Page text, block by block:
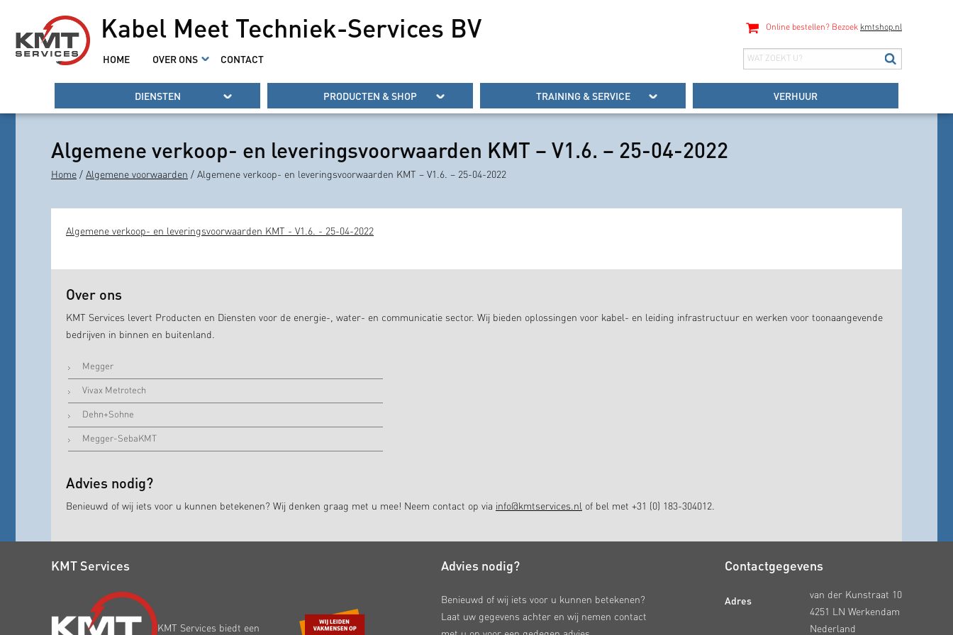
Kabel Meet Techniek-Services BV
HOME OVER ONS CONTACT
Online bestellen? Bezoek kmtshop.nl
DIENSTEN PRODUCTEN & SHOP TRAINING & SERVICE VERHUUR
Algemene verkoop- en leveringsvoorwaarden KMT – V1.6. – 25-04-2022
Home / Algemene voorwaarden / Algemene verkoop- en leveringsvoorwaarden KMT – V1.6. – 25-04-2022
Algemene verkoop- en leveringsvoorwaarden KMT - V1.6. - 25-04-2022
Over ons
KMT Services levert Producten en Diensten voor de energie-, water- en communicatie sector. Wij bieden oplossingen voor kabel- en leiding infrastructuur en werken voor toonaangevende
bedrijven in binnen en buitenland.
Megger
Vivax Metrotech
Dehn+Sohne
Megger-SebaKMT
Advies nodig?
Benieuwd of wij iets voor u kunnen betekenen? Wij denken graag met u mee! Neem contact op via info@kmtservices.nl of bel met +31 (0) 183-304012.
KMT Services
KMT Services biedt een
Advies nodig?
Benieuwd of wij iets voor u kunnen betekenen?
Laat uw gegevens achter en wij nemen contact
Contactgegevens
Adres
van der Kunstraat 10
4251 LN Werkendam
Nederland